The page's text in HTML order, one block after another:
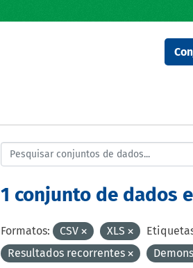
1 conjunto de dados
Formatos: CSV XLS
Resultados recorrentes